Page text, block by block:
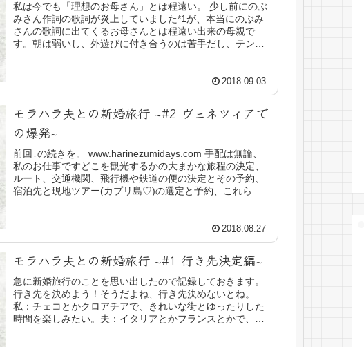
私は今でも「理想のお母さん」とは程遠い。 少し前にのぶ
みさん作詞の歌詞が炎上していました*1が、本当にのぶみ
さんの歌詞に出てくるお母さんとは程遠い出来の母親で
す。朝は弱いし、外遊びに付き合うのは苦手だし、テンシ
2018.09.03
モラハラ夫との新婚旅行 ~#2 ヴェネツィアで
の爆発~
前回↓の続きを。 www.harinezumidays.com 手配は無論、
私のお仕事ですどこを観光するかの大まかな旅程の決定、
ルート、交通機関、飛行機や鉄道の便の決定とその予約、
宿泊先と現地ツアー(カプリ島♡)の選定と予約、これら
2018.08.27
モラハラ夫との新婚旅行 ~#1 行き先決定編~
急に新婚旅行のことを思い出したので記録しておきます。
行き先を決めよう！そうだよね、行き先決めないとね。
私：チェコとかクロアチアで、きれいな街とゆったりした
時間を楽しみたい。夫：イタリアとかフランスとかで、メ